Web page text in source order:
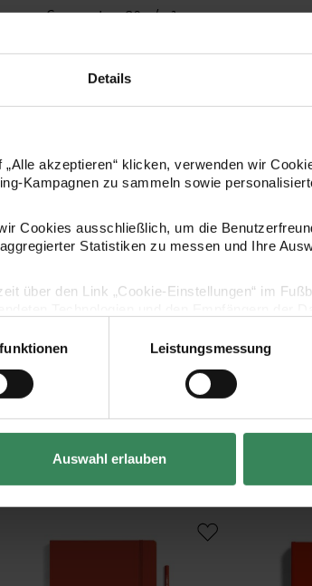
Details
akzeptieren“ klicken, verwenden wir
Kampagnen zu sammeln sowie
Cookies ausschließlich, um die
Statistiken zu messen und Ihre
über den Link „Cookie-Einstellungen“ im
Leistungsmessung
Auswahl erlauben
- Grammatur: 80 g/m²
- leicht chamoisfarbenes Papier für eine
Hersteller